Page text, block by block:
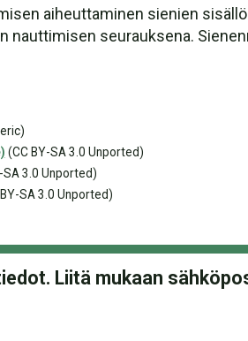
aiheuttaminen sienien
nauttimisen seurauksena.
(CC BY-SA 3.0 Unported)
SA 3.0 Unported)
SA 3.0 Unported)